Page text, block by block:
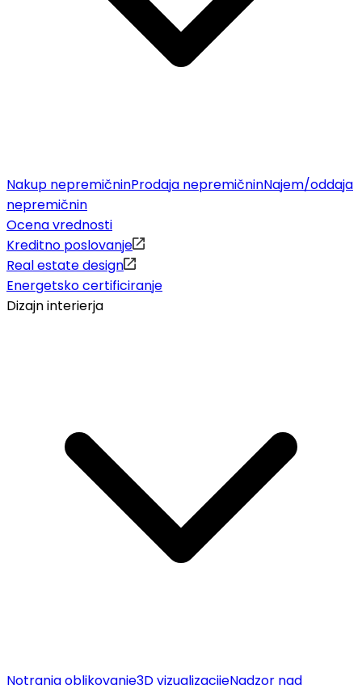
Nakup nepremičninProdaja nepremičninNajem/oddaja
nepremičnin
Ocena vrednosti
Kreditno poslovanje
Real estate design
Energetsko certificiranje
Dizajn interierja
Notranja oblikovanje3D vizualizacijeNadzor nad